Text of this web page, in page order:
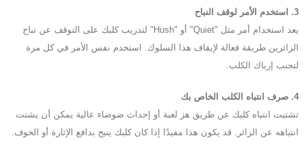
3. استخدم الأمر لوقف النباح
يعد استخدام أمر مثل "Quiet" أو "Hush" لتدريب كلبك على التوقف عن نباح
الزائرين طريقة فعالة لإيقاف هذا السلوك. استخدم نفس الأمر في كل مرة
لتجنب إرباك الكلب.
4. صرف انتباه الكلب الخاص بك
تشتيت انتباه كلبك عن طريق هز لعبة أو إحداث ضوضاء عالية يمكن أن يشتت
انتباهه عن الزائر. قد يكون هذا مفيدًا إذا كان كلبك ينبح بدافع الإثارة أو الخوف.